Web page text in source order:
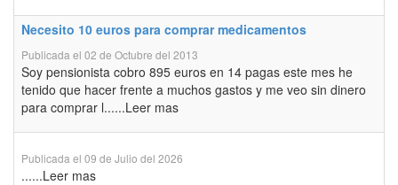
Necesito 10 euros para comprar medicamentos
Publicada el 02 de Octubre del 2013
Soy pensionista cobro 895 euros en 14 pagas este mes he
tenido que hacer frente a muchos gastos y me veo sin dinero
para comprar l......Leer mas
Publicada el 09 de Julio del 2026
......Leer mas